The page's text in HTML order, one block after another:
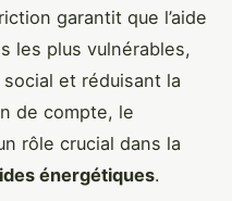
garantit que l’aide
les plus vulnérables,
et réduisant la
de compte, le
rôle crucial dans la
énergétiques.